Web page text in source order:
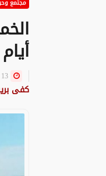
مجتمع
كفى